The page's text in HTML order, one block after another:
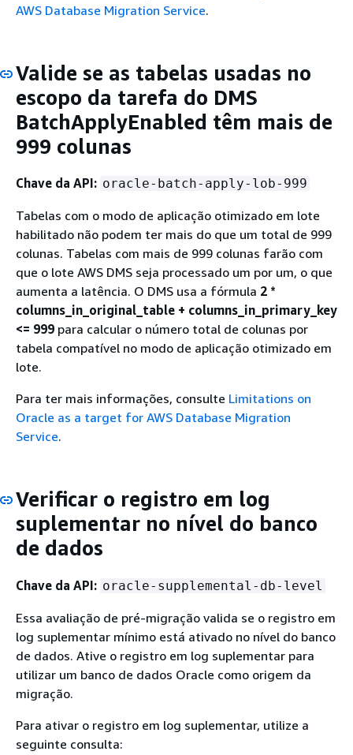
AWS Database Migration Service.
Valide se as tabelas usadas no
escopo da tarefa do DMS
BatchApplyEnabled têm mais de
999 colunas
Chave da API: oracle-batch-apply-lob-999
Tabelas com o modo de aplicação otimizado em lote
habilitado não podem ter mais do que um total de 999
colunas. Tabelas com mais de 999 colunas farão com
que o lote AWS DMS seja processado um por um, o que
aumenta a latência. O DMS usa a fórmula 2 *
columns_in_original_table + columns_in_primary_key
<= 999 para calcular o número total de colunas por
tabela compatível no modo de aplicação otimizado em
lote.
Para ter mais informações, consulte Limitations on
Oracle as a target for AWS Database Migration
Service.
Verificar o registro em log
suplementar no nível do banco
de dados
Chave da API: oracle-supplemental-db-level
Essa avaliação de pré-migração valida se o registro em
log suplementar mínimo está ativado no nível do banco
de dados. Ative o registro em log suplementar para
utilizar um banco de dados Oracle como origem da
migração.
Para ativar o registro em log suplementar, utilize a
seguinte consulta: